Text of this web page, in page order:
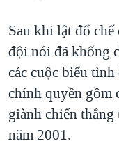
Sau khi lật đổ
đội nói đã khống
các cuộc biểu
chính quyền gồm
giành chiến
năm 2001.